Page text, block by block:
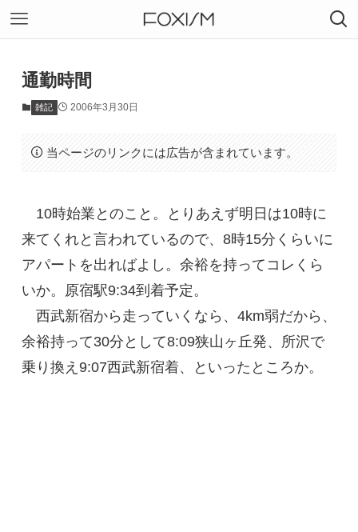
通勤時間
雑記 2006年3月30日
当ページのリンクには広告が含まれています。
10時始業とのこと。とりあえず明日は10時に
来てくれと言われているので、8時15分くらいに
アパートを出ればよし。余裕を持ってコレくら
いか。原宿駅9:34到着予定。
西武新宿から走っていくなら、4km弱だから、
余裕持って30分として8:09狭山ヶ丘発、所沢で
乗り換え9:07西武新宿着、といったところか。